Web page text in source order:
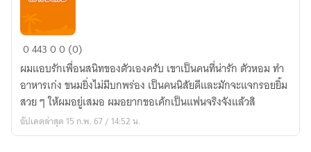
い
だ
き
ま
す
044300 (0)
ผมแอบรักเพื่อนสนิทของตัวเองครับ เขาเป็นคนที่น่ารัก ตัวหอม ทำ
อาหารเก่ง ขนมยิ่งไม่มีบกพร่อง เป็นคนนิสัยดีและมักจะแจกรอยยิ้ม
สวย ๆ ให้ผมอยู่เสมอ ผมอยากขอเค้กเป็นแฟนจริงจังแล้วสิ
อัปเดตล่าสุด 15 ก.พ. 67 / 14:52 น.